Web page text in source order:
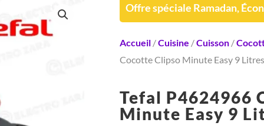
Offre spéciale Ramadan,
Accueil/Cuisine /Cuisson/
Cocotte Clipso Minute Easy 9 Litres
Tefal P4624966
Minute Easy 9